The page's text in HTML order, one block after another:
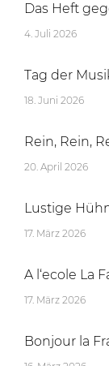
Das Heft
4. Juli 2026
Tag der
18. Juni 2026
Rein, Rein,
20. April 2026
Lustige
17. März 2026
A l‘ecole La
17. März 2026
Bonjour la